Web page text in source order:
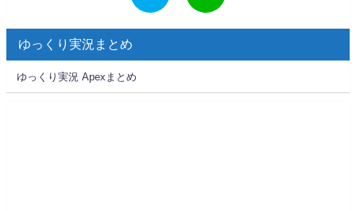
ゆっくり実況まとめ
ゆっくり実況 Apexまとめ